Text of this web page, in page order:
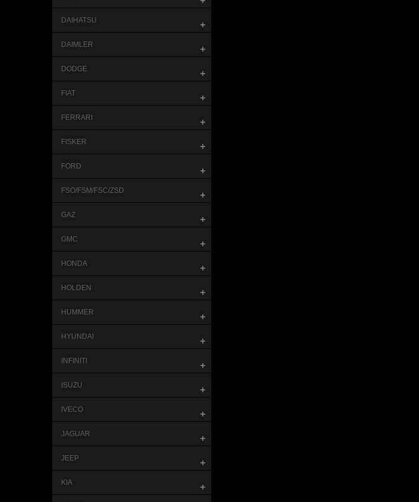
DAIHATSU +
DAIMLER +
DODGE +
FIAT +
FERRARI +
FISKER +
FORD +
FSO/FSM/FSC/ZSD +
GAZ +
GMC +
HONDA +
HOLDEN +
HUMMER +
HYUNDAI +
INFINITI +
ISUZU +
IVECO +
JAGUAR +
JEEP +
KIA +